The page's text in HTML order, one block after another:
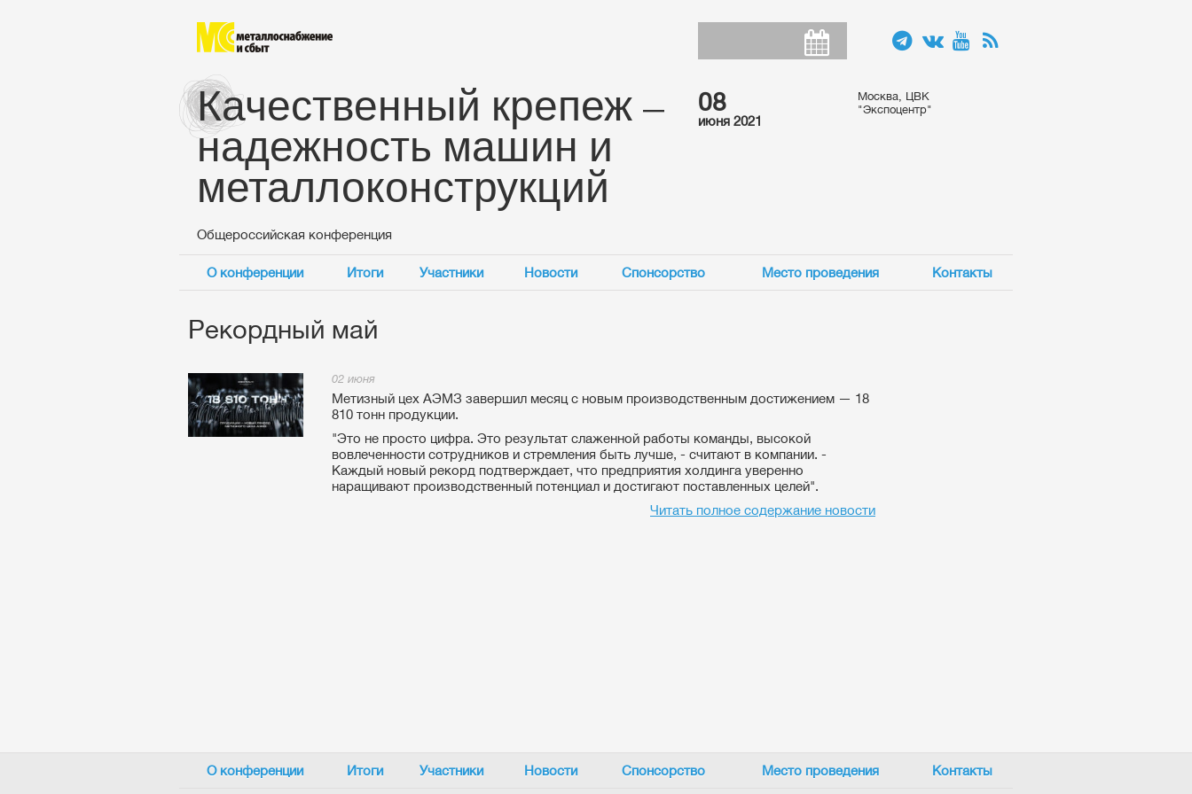
Качественный крепеж –
надежность машин и
металлоконструкций
Общероссийская конференция
08
июня 2021
Москва, ЦВК
"Экспоцентр"
О конференции Итоги Участники Новости Спонсорство Место проведения Контакты
Рекордный май
02 июня
Метизный цех АЭМЗ завершил месяц с новым производственным достижением — 18
810 тонн продукции.
"Это не просто цифра. Это результат слаженной работы команды, высокой
вовлеченности сотрудников и стремления быть лучше, - считают в компании. -
Каждый новый рекорд подтверждает, что предприятия холдинга уверенно
наращивают производственный потенциал и достигают поставленных целей".
Читать полное содержание новости
О конференции Итоги Участники Новости Спонсорство Место проведения Контакты